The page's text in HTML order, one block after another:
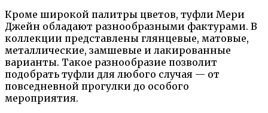
Кроме широкой палитры цветов, туфли Мери
Джейн обладают разнообразными фактурами. В
коллекции представлены глянцевые, матовые,
металлические, замшевые и лакированные
варианты. Такое разнообразие позволит
подобрать туфли для любого случая — от
повседневной прогулки до особого
мероприятия.